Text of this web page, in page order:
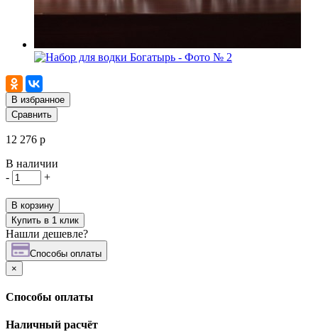
В избранное
Сравнить
12 276 р
В наличии
-
+
В корзину
Купить в 1 клик
Нашли дешевле?
Cпособы оплаты
×
Cпособы оплаты
Наличный расчёт